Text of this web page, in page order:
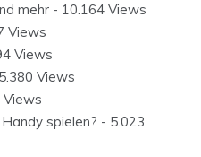
mehr - 10.164 Views
Views
Views
Views
Views
spielen? - 5.023